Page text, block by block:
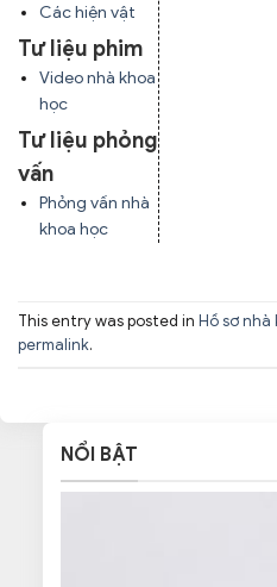
Các hiện vật
Tư liệu phim
Video nhà khoa
học
Tư liệu phỏng
vấn
Phỏng vấn nhà
khoa học
This entry was posted in Hồ sơ nhà
permalink.
NỔI BẬT